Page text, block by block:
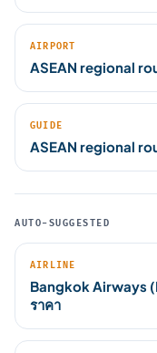
AIRPORT
ASEAN regional
GUIDE
ASEAN regional
AUTO-SUGGESTED
AIRLINE
Bangkok Airways
ราคา